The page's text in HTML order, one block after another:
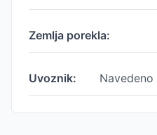
Zemlja porekla:
Uvoznik: